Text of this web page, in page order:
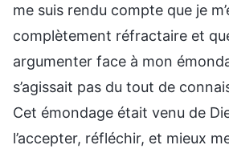
me suis rendu compte que je
complètement réfractaire et
argumenter face à mon
s’agissait pas du tout de
Cet émondage était venu de
l’accepter, réfléchir, et mieux